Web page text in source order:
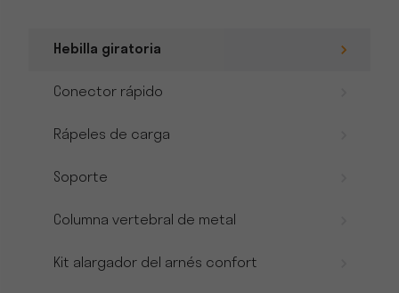
Hebilla giratoria
Conector rápido
Rápeles de carga
Soporte
Columna vertebral de metal
Kit alargador del arnés confort